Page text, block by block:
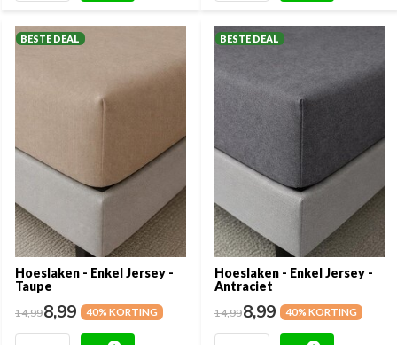
Hoeslaken - Enkel Jersey -
Taupe
BESTE DEAL
14,998,99 40% KORTING
Hoeslaken - Enkel Jersey -
Antraciet
BESTE DEAL
14,998,99 40% KORTING